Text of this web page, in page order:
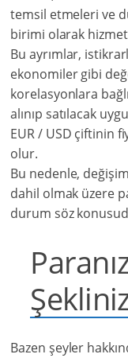
temsil etmeleri ve
birimi olarak
Bu ayrımlar,
ekonomiler gibi
korelasyonlara
alınıp satılacak
EUR / USD çiftinin
olur.
Bu nedenle,
dahil olmak üzere
durum söz
Bazen şeyler